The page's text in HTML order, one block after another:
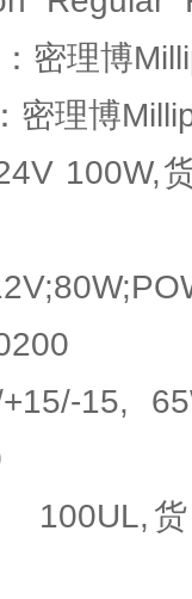
密理博
密理博
100W,
+15/-15,
100UL,货